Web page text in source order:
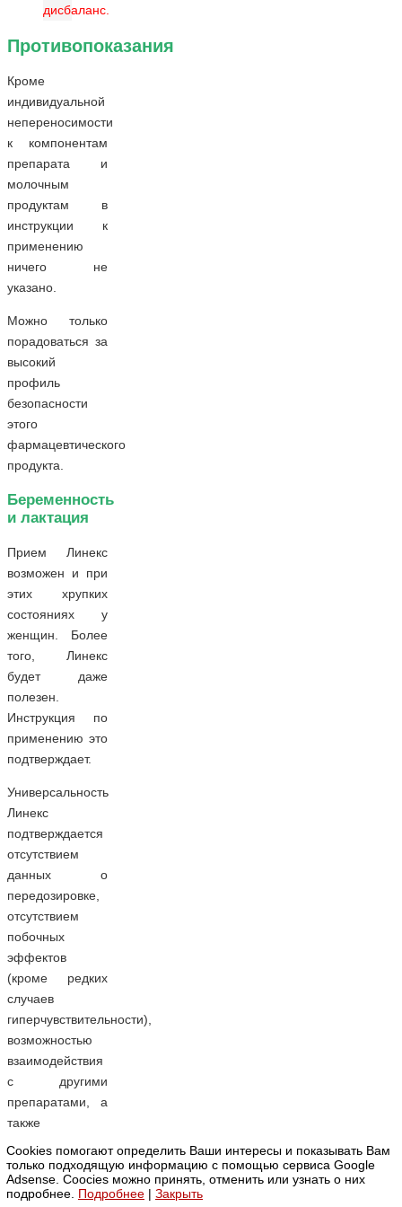
дисбаланс.
Противопоказания
Кроме
индивидуальной
непереносимости
к компонентам
препарата и
молочным
продуктам в
инструкции к
применению
ничего не
указано.
Можно только
порадоваться за
высокий
профиль
безопасности
этого
фармацевтического
продукта.
Беременность
и лактация
Прием Линекс
возможен и при
этих хрупких
состояниях у
женщин. Более
того, Линекс
будет даже
полезен.
Инструкция по
применению это
подтверждает.
Универсальность
Линекс
подтверждается
отсутствием
данных о
передозировке,
отсутствием
побочных
эффектов
(кроме редких
случаев
гиперчувствительности),
возможностью
взаимодействия
с другими
препаратами, а
также
возможностью
использования
даже у
Cookies помогают определить Ваши интересы и показывать Вам
только подходящую информацию с помощью сервиса Google
Adsense. Coocies можно принять, отменить или узнать о них
подробнее. Подробнее | Закрыть